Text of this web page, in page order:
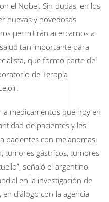
el Nobel. Sin dudas, en los
nuevas y novedosas
permitirán acercarnos a
tan importante para
que formó parte del
de Terapia
medicamentos que hoy en
de pacientes y les
pacientes con melanomas,
tumores gástricos, tumores
señaló el argentino
en la investigación de
diálogo con la agencia